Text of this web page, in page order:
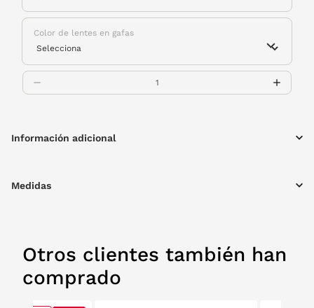
Color de lentes en gafas
Información adicional
Medidas
Otros clientes también han
comprado